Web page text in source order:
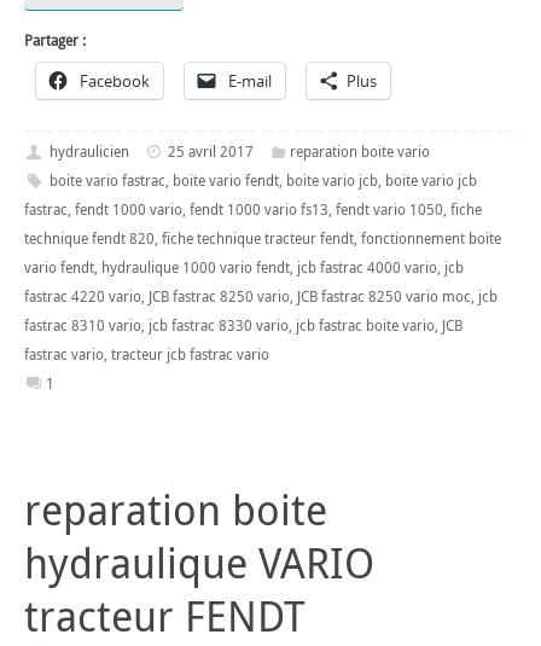
Partager :
Facebook E-mail Plus
hydraulicien 25 avril 2017
reparation boite vario
boite vario fastrac, boite vario fendt, boite vario jcb, boite vario jcb
fastrac, fendt 1000 vario, fendt 1000 vario fs13, fendt vario 1050, fiche
technique fendt 820, fiche technique tracteur fendt, fonctionnement boite
vario fendt, hydraulique 1000 vario fendt, jcb fastrac 4000 vario, jcb
fastrac 4220 vario, JCB fastrac 8250 vario, JCB fastrac 8250 vario moc, jcb
fastrac 8310 vario, jcb fastrac 8330 vario, jcb fastrac boite vario, JCB
fastrac vario, tracteur jcb fastrac vario
1
reparation boite
hydraulique VARIO
tracteur FENDT